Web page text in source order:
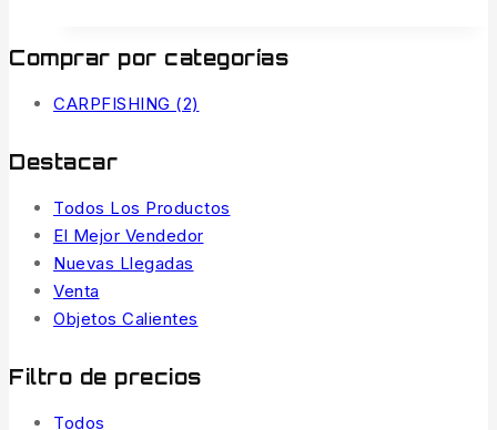
Comprar por categorías
CARPFISHING (2)
Destacar
Todos Los Productos
El Mejor Vendedor
Nuevas Llegadas
Venta
Objetos Calientes
Filtro de precios
Todos